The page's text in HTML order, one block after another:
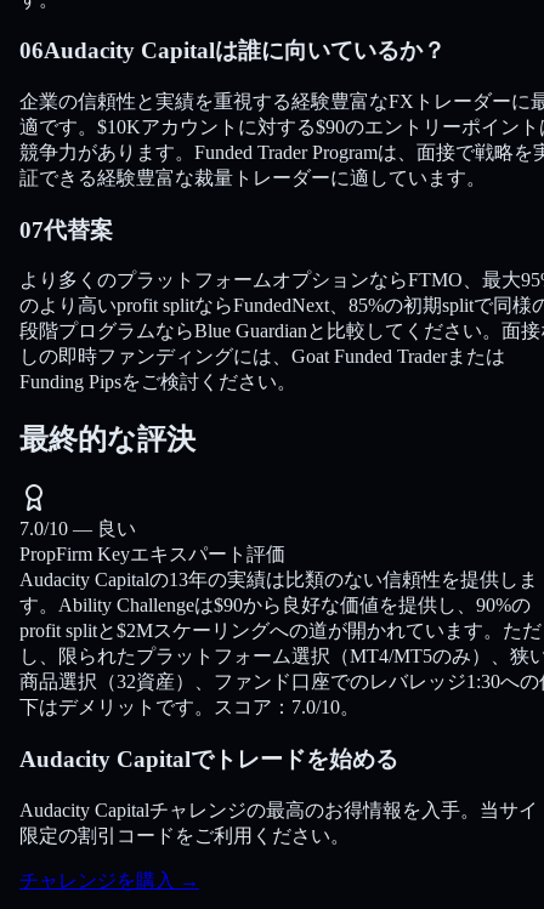
06Audacity Capitalは誰に向いているか？
企業の信頼性と実績を重視する経験豊富なFXトレーダーに
適です。$10Kアカウントに対する$90のエントリーポイント
競争力があります。Funded Trader Programは、面接で戦略を
証できる経験豊富な裁量トレーダーに適しています。
07代替案
より多くのプラットフォームオプションならFTMO、最大
のより高いprofit splitならFundedNext、85%の初期splitで同様
段階プログラムならBlue Guardianと比較してください。面
しの即時ファンディングには、Goat Funded Traderまたは
Funding Pipsをご検討ください。
最終的な評決
7.0/10 — 良い
PropFirm Keyエキスパート評価
Audacity Capitalの13年の実績は比類のない信頼性を提供しま
す。Ability Challengeは$90から良好な価値を提供し、90%の
profit splitと$2Mスケーリングへの道が開かれています。ただ
し、限られたプラットフォーム選択（MT4/MT5のみ）、狭
商品選択（32資産）、ファンド口座でのレバレッジ1:30への
下はデメリットです。スコア：7.0/10。
Audacity Capitalでトレードを始める
Audacity Capitalチャレンジの最高のお得情報を入手。当サイ
限定の割引コードをご利用ください。
チャレンジを購入 →